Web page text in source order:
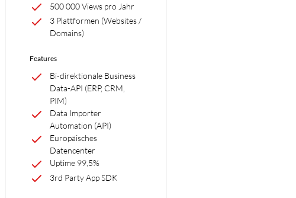
500 000 Views pro Jahr
3 Plattformen (Websites /
Domains)
Features
Bi-direktionale Business
Data-API (ERP, CRM,
PIM)
Data Importer
Automation (API)
Europäisches
Datencenter
Uptime 99,5%
3rd Party App SDK